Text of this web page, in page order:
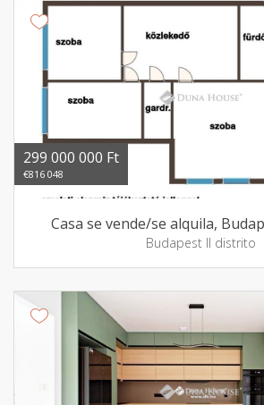
299 000 000 Ft
€816 048
Casa se vende/se alquila,
Budapest II distrito